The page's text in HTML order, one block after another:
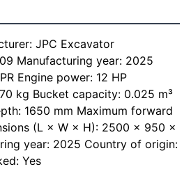
JPC Excavator
Manufacturing year: 2025
Engine power: 12 HP
kg Bucket capacity: 0.025 m³
1650 mm Maximum forward
(L × W × H): 2500 × 950 ×
year: 2025 Country of origin:
Yes